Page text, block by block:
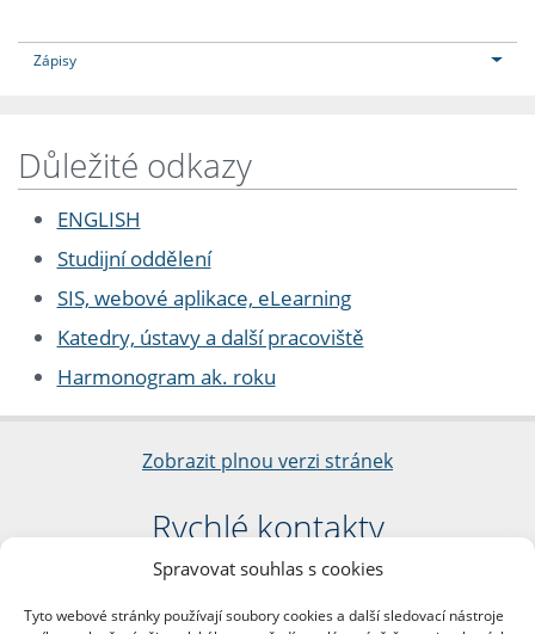
Spravovat souhlas s cookies
Tyto webové stránky používají soubory cookies a další sledovací nástroje
Zápisy
Důležité odkazy
ENGLISH
Studijní oddělení
SIS, webové aplikace, eLearning
Katedry, ústavy a další pracoviště
Harmonogram ak. roku
Zobrazit plnou verzi stránek
Rychlé kontakty
Filozofická fakulta
nám. Jana Palacha 1/2